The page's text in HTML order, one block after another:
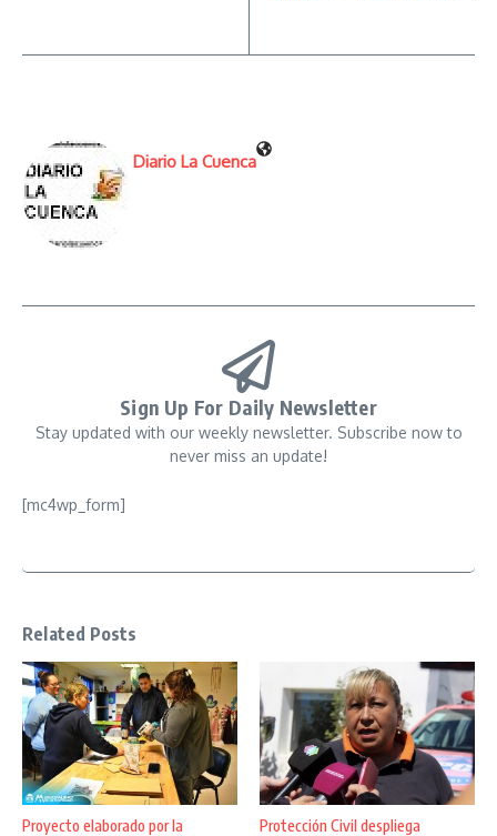
Diario La Cuenca
Sign Up For Daily Newsletter
Stay updated with our weekly newsletter. Subscribe now to
never miss an update!
[mc4wp_form]
Related Posts
Proyecto elaborado por la Protección Civil despliega